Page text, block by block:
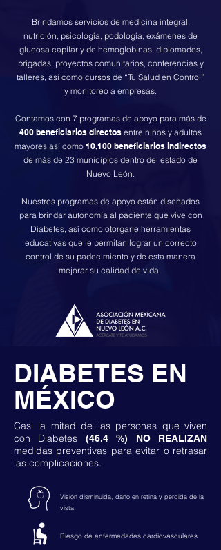
Brindamos servicios de medicina integral,
nutrición, psicología, podología, exámenes de
glucosa capilar y de hemoglobinas, diplomados,
brigadas, proyectos comunitarios, conferencias y
talleres, así como cursos de “Tu Salud en Control”
y monitoreo a empresas.
Contamos con 7 programas de apoyo para más de
400 beneficiarios directos entre niños y adultos
mayores así como 10,100 beneficiarios indirectos
de más de 23 municipios dentro del estado de
Nuevo León.
Nuestros programas de apoyo están diseñados
para brindar autonomía al paciente que vive con
Diabetes, así como otorgarle herramientas
educativas que le permitan lograr un correcto
control de su padecimiento y de esta manera
mejorar su calidad de vida.
DIABETES EN
MÉXICO
Casi la mitad de las personas que viven
con Diabetes (46.4 %) NO REALIZAN
medidas preventivas para evitar o retrasar
las complicaciones.
Visión disminuida, daño en retina y perdida de la
vista.
Riesgo de enfermedades cardiovasculares.